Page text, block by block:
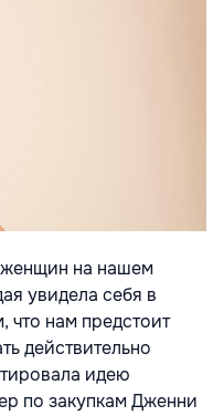
женщин на нашем
увидела себя в
нам предстоит
действительно
идею
по закупкам Дженни